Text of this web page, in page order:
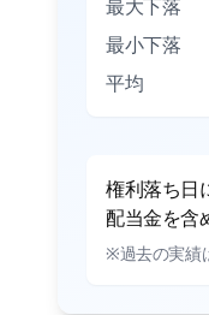
最大下落
最小下落
平均
権利落ち日
配当金を含
※過去の実績